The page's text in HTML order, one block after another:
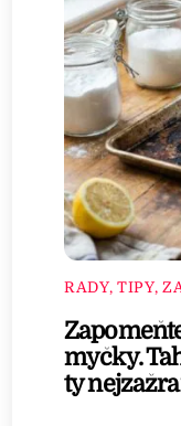
RADY, TIPY,
myčky.
ty